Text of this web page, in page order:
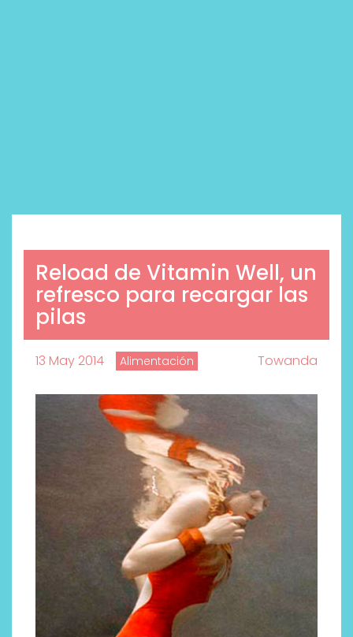
Reload de Vitamin Well, un
refresco para recargar las
pilas
13 May 2014 Alimentación Towanda